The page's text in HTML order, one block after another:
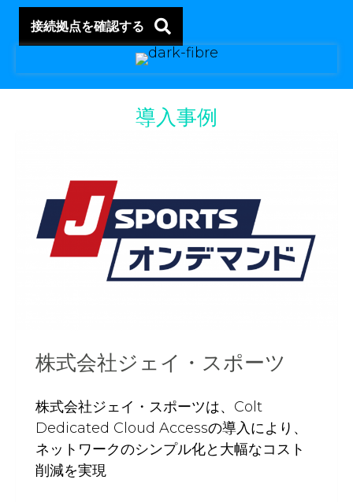
接続拠点を確認する
導入事例
株式会社ジェイ・スポーツ
株式会社ジェイ・スポーツは、Colt
Dedicated Cloud Accessの導入により、
ネットワークのシンプル化と大幅なコスト
削減を実現